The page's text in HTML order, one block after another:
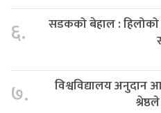
६.
सडकको बेहाल : हिलोको
७.
विश्वविद्यालय